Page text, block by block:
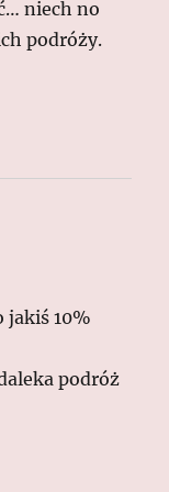
niech no
podróży.
jakiś 10%
podróż